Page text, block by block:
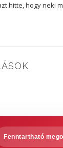
hitte, hogy neki
Fenntartható